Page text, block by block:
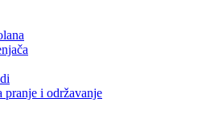
pranje i održavanje